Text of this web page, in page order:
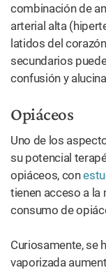
combinación de
arterial alta
latidos del
secundarios
confusión y
Opiáceos
Uno de los
su potencial
opiáceos, con
tienen acceso a la
consumo de
Curiosamente, se
vaporizada